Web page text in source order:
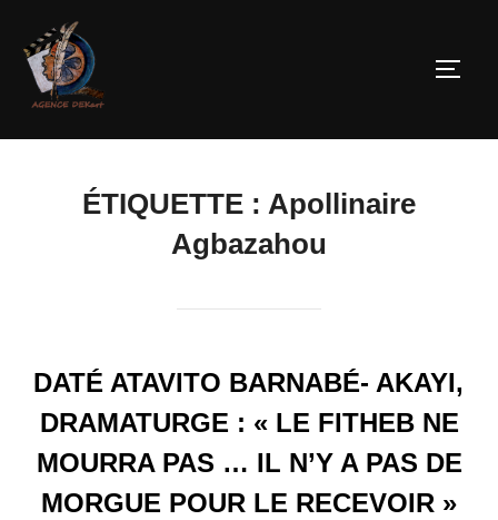
ÉTIQUETTE : Apollinaire
Agbazahou
DATÉ ATAVITO BARNABÉ- AKAYI,
DRAMATURGE : « LE FITHEB NE
MOURRA PAS … IL N’Y A PAS DE
MORGUE POUR LE RECEVOIR »